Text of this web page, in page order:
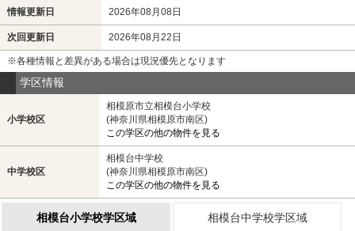
情報更新日 2026年08月08日
次回更新日 2026年08月22日
※各種情報と差異がある場合は現況優先となります
学区情報
小学校区
相模原市立相模台小学校
(神奈川県相模原市南区)
この学区の他の物件を見る
中学校区
相模台中学校
(神奈川県相模原市南区)
この学区の他の物件を見る
相模台小学校学区域 相模台中学校学区域